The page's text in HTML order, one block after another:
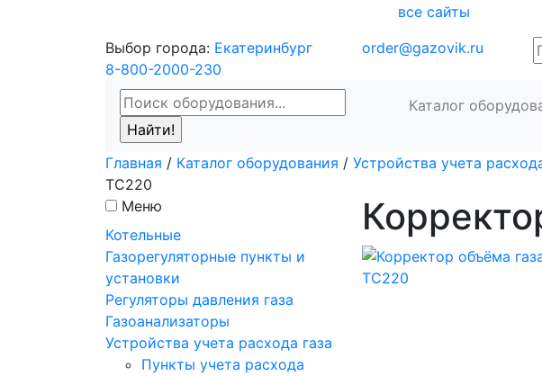
все сайты
Выбор города: Екатеринбург
8-800-2000-230
order@gazovik.ru
Каталог
Главная / Каталог оборудования / Устройства учета
ТС220
Меню
Котельные
Газорегуляторные пункты и
установки
Регуляторы давления газа
Газоанализаторы
Устройства учета расхода газа
Пункты учета расхода